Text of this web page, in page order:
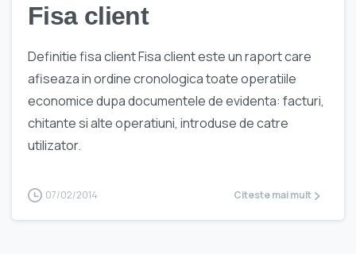
Fisa client
Definitie fisa client Fisa client este un raport care
afiseaza in ordine cronologica toate operatiile
economice dupa documentele de evidenta: facturi,
chitante si alte operatiuni, introduse de catre
utilizator.
07/02/2014 Citeste mai mult